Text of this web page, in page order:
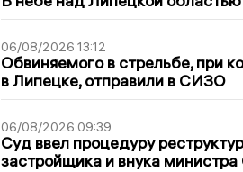
06/08/2026 13:12
Обвиняемого в стрельбе, при
в Липецке, отправили в СИЗО
06/08/2026 09:39
Суд ввел процедуру
застройщика и внука